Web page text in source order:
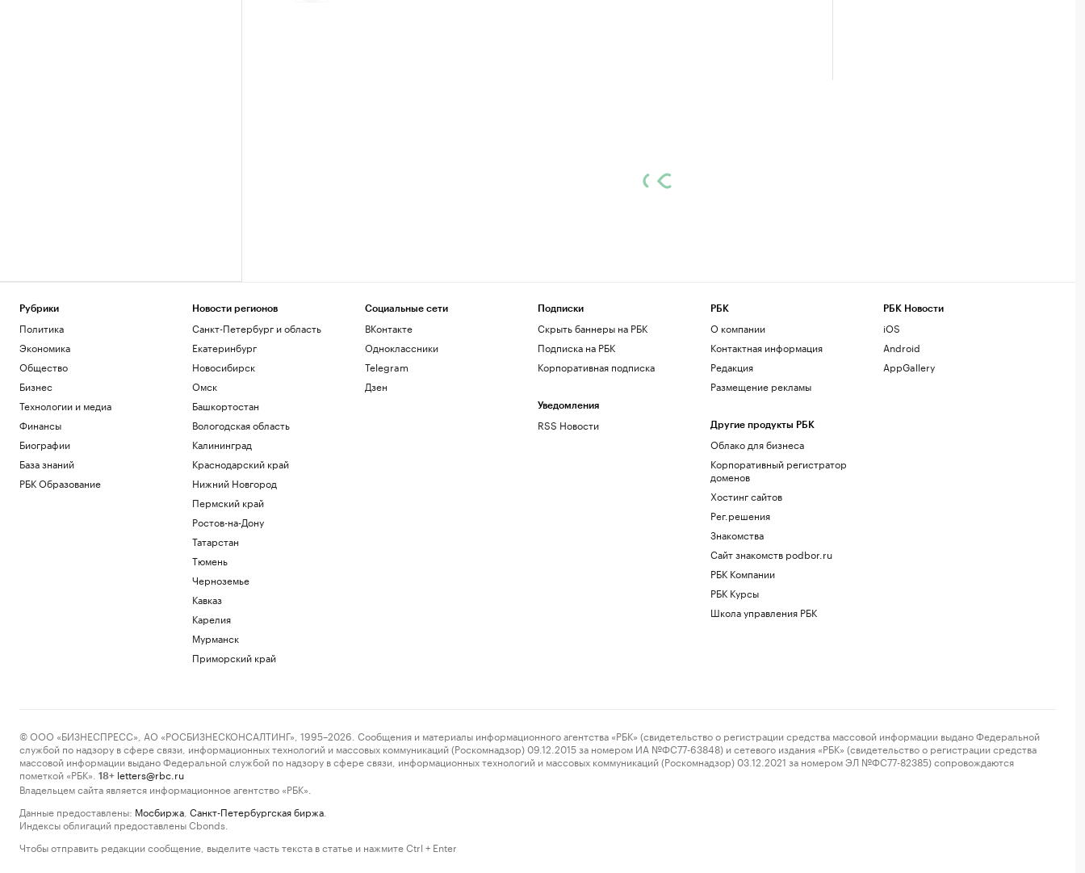
Рубрики
Политика
Экономика
Общество
Бизнес
Технологии и медиа
Финансы
Биографии
База знаний
РБК Образование
Новости регионов
Санкт-Петербург и область
Екатеринбург
Новосибирск
Омск
Башкортостан
Вологодская область
Калининград
Краснодарский край
Нижний Новгород
Пермский край
Ростов-на-Дону
Татарстан
Тюмень
Черноземье
Кавказ
Карелия
Мурманск
Приморский край
Социальные сети
ВКонтакте
Одноклассники
Telegram
Дзен
Подписки
Скрыть баннеры на РБК
Подписка на РБК
Корпоративная подписка
Уведомления
RSS Новости
РБК
О компании
Контактная информация
Редакция
Размещение рекламы
Другие продукты РБК
Облако для бизнеса
Корпоративный регистратор
доменов
Хостинг сайтов
Рег.решения
Знакомства
Сайт знакомств podbor.ru
РБК Компании
РБК Курсы
Школа управления РБК
РБК Новости
iOS
Android
AppGallery
© ООО «БИЗНЕСПРЕСС», АО «РОСБИЗНЕСКОНСАЛТИНГ», 1995–2026. Сообщения и материалы информационного агентства «РБК» (свидетельство о регистрации средства массовой информации выдано Федеральной
службой по надзору в сфере связи, информационных технологий и массовых коммуникаций (Роскомнадзор) 09.12.2015 за номером ИА №ФС77-63848) и сетевого издания «РБК» (свидетельство о регистрации средства
массовой информации выдано Федеральной службой по надзору в сфере связи, информационных технологий и массовых коммуникаций (Роскомнадзор) 03.12.2021 за номером ЭЛ №ФС77-82385) сопровождаются
пометкой «РБК».
18+ letters@rbc.ru
Владельцем сайта является информационное агентство «РБК».
Данные предоставлены: Мосбиржа Санкт-Петербургская биржа
Индексы облигаций предоставлены Cbonds.
Чтобы отправить редакции сообщение, выделите часть текста в статье и нажмите Ctrl + Enter